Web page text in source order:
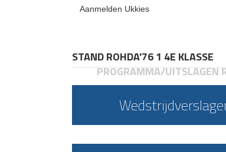
Aanmelden Ukkies
STAND ROHDA'76 1 4E KLASSE
PROGRAMMA/UITSLAGEN